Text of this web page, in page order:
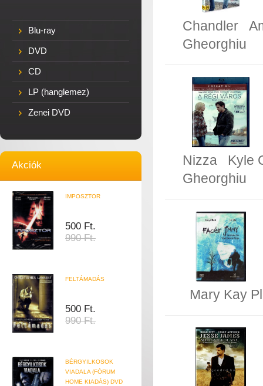
Blu-ray
DVD
CD
LP (hanglemez)
Zenei DVD
Akciók
IMPOSZTOR
500 Ft.
990 Ft.
FELTÁMADÁS
500 Ft.
990 Ft.
BÉRGYILKOSOK
VIADALA (FÓRUM
HOME KIADÁS) DVD
Chandler
Gheorghiu
Nizza
Kyle
Gheorghiu
Mary Kay